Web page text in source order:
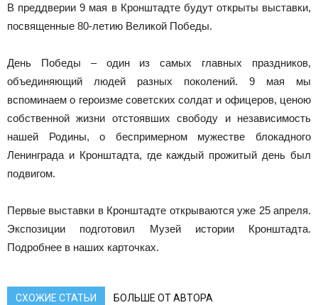
В преддверии 9 мая в Кронштадте будут открыты выставки,
посвященные 80-летию Великой Победы.
День Победы – один из самых главных праздников,
объединяющий людей разных поколений. 9 мая мы
вспоминаем о героизме советских солдат и офицеров, ценою
собственной жизни отстоявших свободу и независимость
нашей Родины, о беспримерном мужестве блокадного
Ленинграда и Кронштадта, где каждый прожитый день был
подвигом.
Первые выставки в Кронштадте открываются уже 25 апреля.
Экспозиции подготовил Музей истории Кронштадта.
Подробнее в наших карточках.
СХОЖИЕ СТАТЬИ БОЛЬШЕ ОТ АВТОРА